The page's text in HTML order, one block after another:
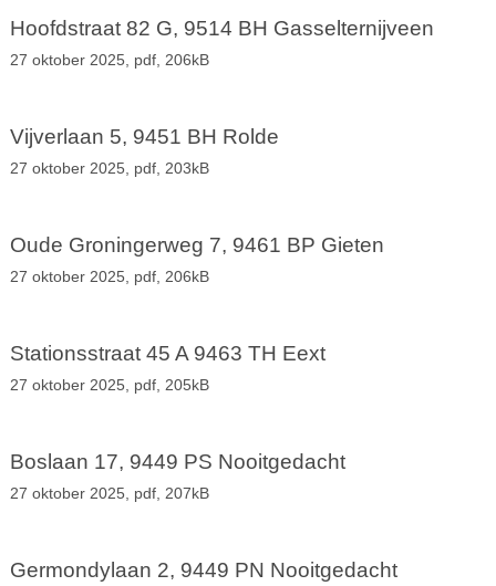
Hoofdstraat 82 G, 9514 BH Gasselternijveen
27 oktober 2025, pdf, 206kB
Vijverlaan 5, 9451 BH Rolde
27 oktober 2025, pdf, 203kB
Oude Groningerweg 7, 9461 BP Gieten
27 oktober 2025, pdf, 206kB
Stationsstraat 45 A 9463 TH Eext
27 oktober 2025, pdf, 205kB
Boslaan 17, 9449 PS Nooitgedacht
27 oktober 2025, pdf, 207kB
Germondylaan 2, 9449 PN Nooitgedacht